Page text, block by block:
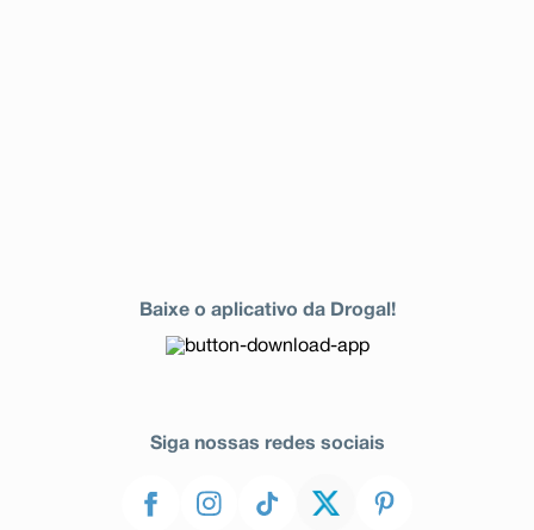
Baixe o aplicativo da Drogal!
Siga nossas redes sociais